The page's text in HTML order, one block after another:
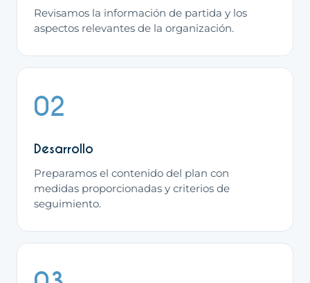
Revisamos la información de partida y los
aspectos relevantes de la organización.
02
Desarrollo
Preparamos el contenido del plan con
medidas proporcionadas y criterios de
seguimiento.